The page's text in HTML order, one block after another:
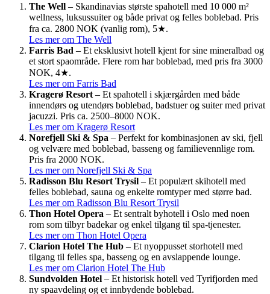
The Well – Skandinavias største spahotell med 10 000 m²
wellness, luksussuiter og både privat og felles boblebad. Pris
fra ca. 2800 NOK (vanlig rom), 5★.
Les mer om The Well
Farris Bad – Et eksklusivt hotell kjent for sine mineralbad og
et stort spaområde. Flere rom har boblebad, med pris fra 3000
NOK, 4★.
Les mer om Farris Bad
Kragerø Resort – Et spahotell i skjærgården med både
innendørs og utendørs boblebad, badstuer og suiter med privat
jacuzzi. Pris ca. 2500–8000 NOK.
Les mer om Kragerø Resort
Norefjell Ski & Spa – Perfekt for kombinasjonen av ski, fjell
og velvære med boblebad, basseng og familievennlige rom.
Pris fra 2000 NOK.
Les mer om Norefjell Ski & Spa
Radisson Blu Resort Trysil – Et populært skihotell med
felles boblebad, sauna og enkelte romtyper med større bad.
Les mer om Radisson Blu Resort Trysil
Thon Hotel Opera – Et sentralt byhotell i Oslo med noen
rom som tilbyr badekar og enkel tilgang til spa-tjenester.
Les mer om Thon Hotel Opera
Clarion Hotel The Hub – Et nyoppusset storhotell med
tilgang til felles spa, basseng og en avslappende lounge.
Les mer om Clarion Hotel The Hub
Sundvolden Hotel – Et historisk hotell ved Tyrifjorden med
ny spaavdeling og et innbydende boblebad.